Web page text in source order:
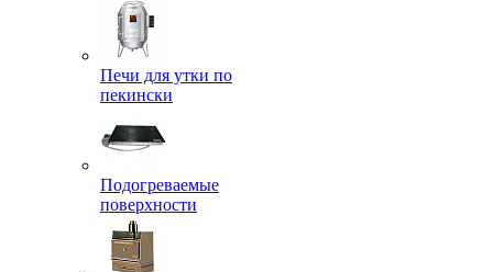
Печи для утки по
пекински
Подогреваемые
поверхности